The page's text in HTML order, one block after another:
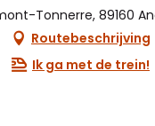
Tonnerre, 89160
Routebeschrijving
Ik ga met de trein!